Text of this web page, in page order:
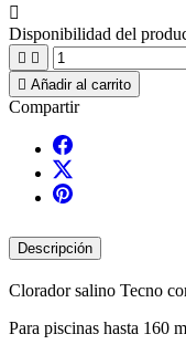

Disponibilidad del
 
 Añadir al carrito
Compartir
Descripción
Clorador salino Tecno
Para piscinas hasta 160